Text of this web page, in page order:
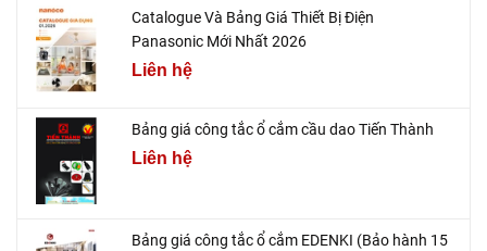
Catalogue Và Bảng Giá Thiết Bị Điện
Panasonic Mới Nhất 2026
Liên hệ
Bảng giá công tắc ổ cắm cầu dao Tiến Thành
Liên hệ
Bảng giá công tắc ổ cắm EDENKI (Bảo hành 15